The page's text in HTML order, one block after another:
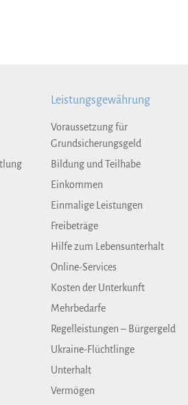
Leistungsgewährung
Voraussetzung für
Grundsicherungsgeld
Bildung und Teilhabe
Einkommen
Einmalige Leistungen
Freibeträge
Hilfe zum Lebensunterhalt
Online-Services
Kosten der Unterkunft
Mehrbedarfe
Regelleistungen – Bürgergeld
Ukraine-Flüchtlinge
Unterhalt
Vermögen